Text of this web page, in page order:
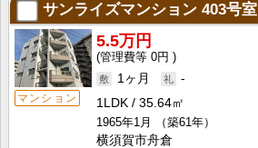
サンライズマンション 403号室
マンション
5.5万円
0円
1ヶ月
-
1LDK
35.64㎡
1965年1月
（築61年）
横須賀市舟倉